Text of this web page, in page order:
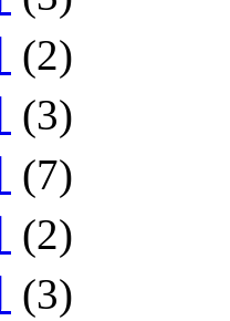
(2)
(3)
(7)
(2)
(3)